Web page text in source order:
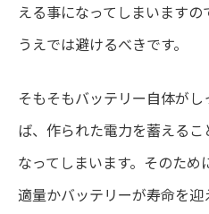
える事になってしまいます
うえでは避けるべきです。
そもそもバッテリー自体が
ば、作られた電力を蓄える
なってしまいます。そのた
適量かバッテリーが寿命を